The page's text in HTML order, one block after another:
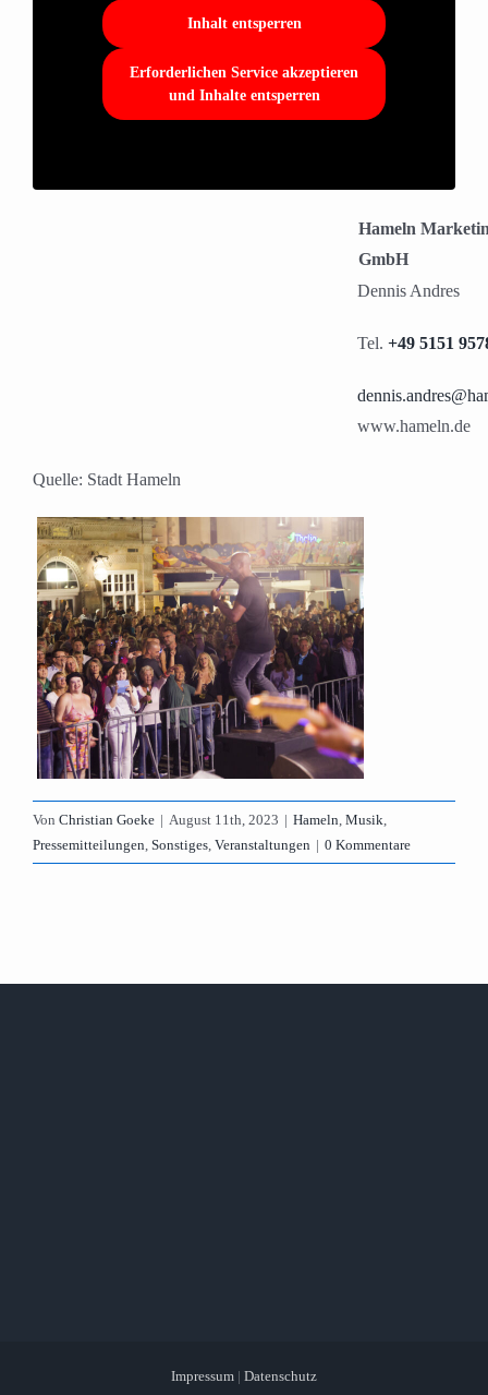
Inhalt entsperren
Erforderlichen Service akzeptieren
und Inhalte entsperren
Hameln
GmbH
Dennis Andres
Tel. +49 5151
www.hameln.de
Quelle: Stadt Hameln
Von Christian Goeke | August 11th, 2023 | Hameln, Musik,
Pressemitteilungen, Sonstiges, Veranstaltungen | 0 Kommentare
Impressum | Datenschutz